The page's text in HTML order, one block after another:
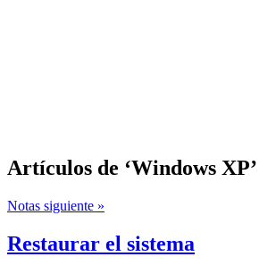
Artículos de ‘Windows XP’
Notas siguiente »
Restaurar el sistema